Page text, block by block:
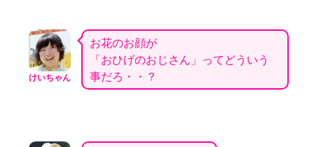
けいちゃん
お花のお顔が
「おひげのおじさん」ってどういう
事だろ・・？